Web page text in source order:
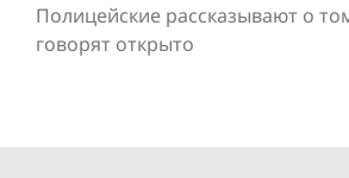
Полицейские рассказывают о
говорят открыто